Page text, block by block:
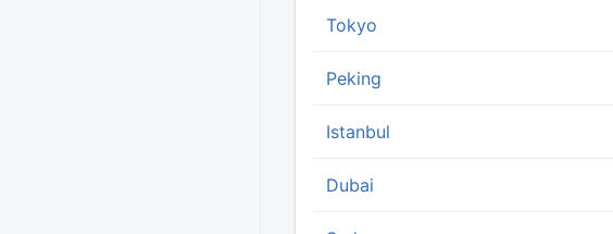
Tokyo
Peking
Istanbul
Dubai